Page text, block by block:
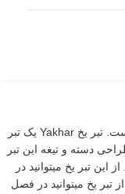
یکی از ابزار مهم در برنامه های یخنوردی، تبر یخ است. تبر یخ Yakhar یک تبر
دسته و تیغه این تبر
متر است. از این تبر یخ میتوانید در
تبر یخ میتوانید در فصل